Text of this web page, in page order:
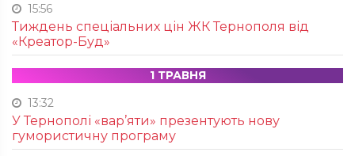
15:56
Тиждень спеціальних цін ЖК Тернополя від
«Креатор-Буд»
1 ТРАВНЯ
13:32
У Тернополі «вар’яти» презентують нову
гумористичну програму